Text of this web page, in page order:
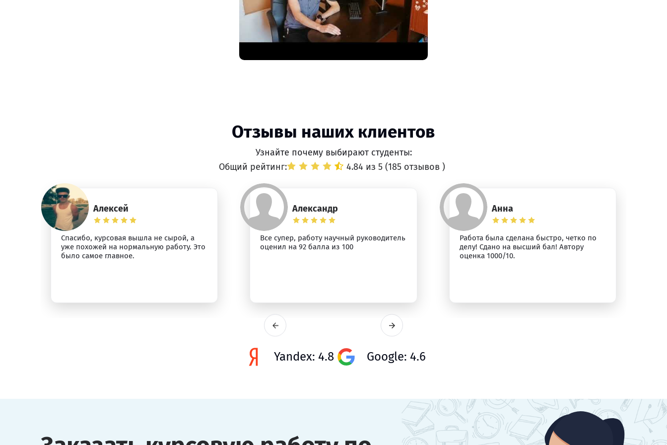
Отзывы наших клиентов
Узнайте почему выбирают студенты:
Общий рейтинг:
4.84 из 5 (185 отзывов )
Алексей
Спасибо, курсовая вышла не сырой, а
уже похожей на нормальную работу. Это
было самое главное.
Александр
Все супер, работу научный руководитель
оценил на 92 балла из 100
Анна
Работа была сделана быстро, четко по
делу! Сдано на высший бал! Автору
оценка 1000/10.
Yandex: 4.8 Google: 4.6